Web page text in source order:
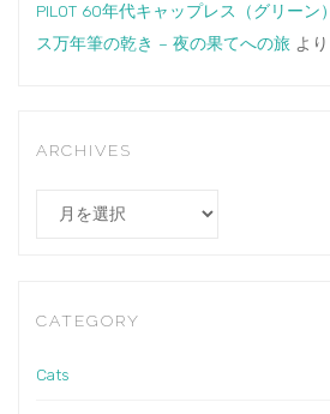
PILOT 60年代キャップレス（グリーン）
ス万年筆の乾き – 夜の果てへの旅 より
ARCHIVES
Archives
CATEGORY
Cats